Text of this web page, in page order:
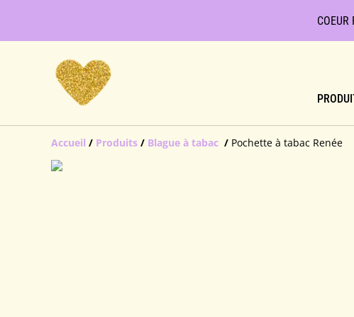
COEUR
Accueil / Produits / Blague à tabac / Pochette à tabac Renée